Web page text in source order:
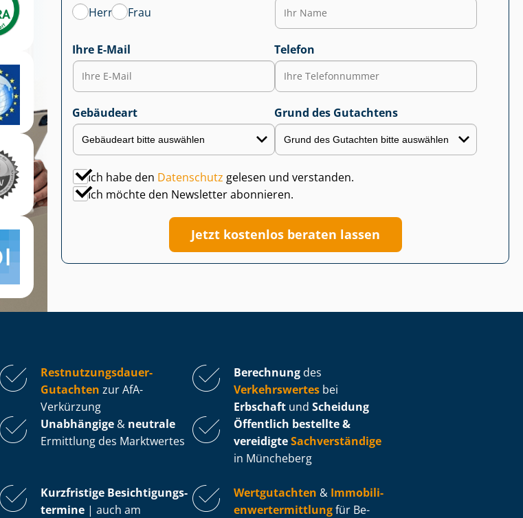
Herr
Frau
Ihre E-Mail Telefon
Gebäudeart Grund des Gutachtens
Ich habe den Datenschutz gelesen und verstanden.
Ich möchte den Newsletter abonnieren.
Jetzt kostenlos beraten lassen
Rest­nut­zungs­dau­er-
Gutachten zur AfA-
Verkürzung
Berechnung des
Verkehrswertes bei
Erbschaft und Scheidung
Unabhängige & neutrale
Ermittlung des Marktwertes
Öffentlich bestellte &
vereidigteSachverständige
in Müncheberg
Kurzfristige Be­sich­ti­gungs­
ter­mi­ne | auch am
Wertgutachten & Im­mo­bi­li­
en­wert­ermitt­lungfür Be­